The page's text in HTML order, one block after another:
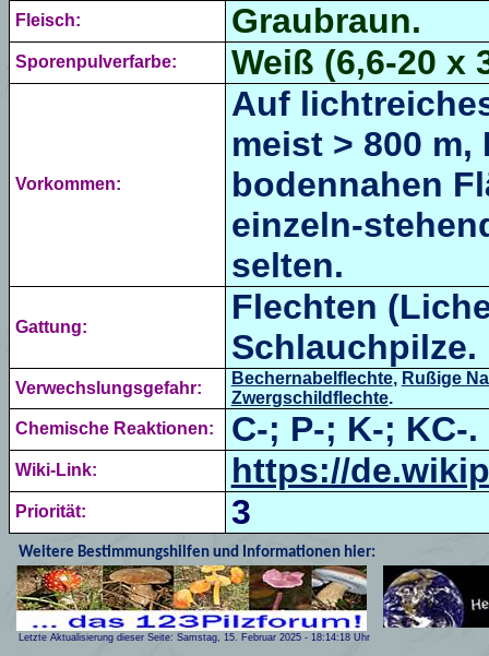
Fleisch: Graubraun.
Sporenpulverfarbe: Weiß (6,6-20 x
Vorkommen:
Auf
meist > 800
bodennahen
einzeln-
selten.
Gattung:
Flechten
Schlauchpilze.
Verwechslungsgefahr:
Bechernabelflechte, Rußige
Zwergschildflechte.
Chemische Reaktionen:
C-; P-; K-; KC-.
Wiki-Link: https://
Priorität: 3
Weitere Bestimmungshilfen und Informationen hier:
Letzte Aktualisierung dieser Seite: Samstag, 15. Februar 2025 - 18:14:18 Uhr